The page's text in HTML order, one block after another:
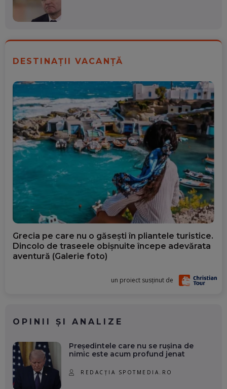
DESTINAȚII VACANȚĂ
Grecia pe care nu o găsești în pliantele turistice.
Dincolo de traseele obișnuite începe adevărata
aventură (Galerie foto)
un proiect susținut de
OPINII ȘI ANALIZE
Președintele care nu se rușina de
nimic este acum profund jenat
REDACȚIA SPOTMEDIA.RO